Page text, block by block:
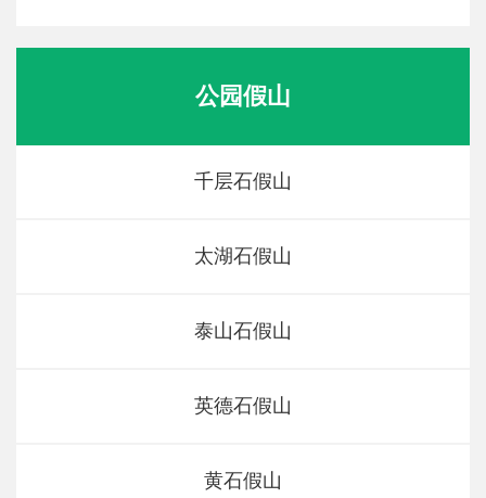
公园假山
千层石假山
太湖石假山
泰山石假山
英德石假山
黄石假山